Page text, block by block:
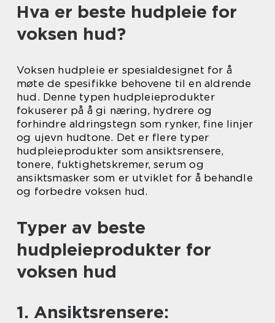
Hva er beste hudpleie for
voksen hud?
Voksen hudpleie er spesialdesignet for å
møte de spesifikke behovene til en aldrende
hud. Denne typen hudpleieprodukter
fokuserer på å gi næring, hydrere og
forhindre aldringstegn som rynker, fine linjer
og ujevn hudtone. Det er flere typer
hudpleieprodukter som ansiktsrensere,
tonere, fuktighetskremer, serum og
ansiktsmasker som er utviklet for å behandle
og forbedre voksen hud.
Typer av beste
hudpleieprodukter for
voksen hud
1. Ansiktsrensere: